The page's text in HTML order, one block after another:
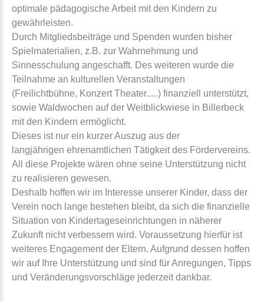
optimale pädagogische Arbeit mit den Kindern zu
gewährleisten.
Durch Mitgliedsbeiträge und Spenden wurden bisher
Spielmaterialien, z.B. zur Wahrnehmung und
Sinnesschulung angeschafft. Des weiteren wurde die
Teilnahme an kulturellen Veranstaltungen
(Freilichtbühne, Konzert Theater.....) finanziell unterstützt,
sowie Waldwochen auf der Weitblickwiese in Billerbeck
mit den Kindern ermöglicht.
Dieses ist nur ein kurzer Auszug aus der
langjährigen ehrenamtlichen Tätigkeit des Fördervereins.
All diese Projekte wären ohne seine Unterstützung nicht
zu realisieren gewesen.
Deshalb hoffen wir im Interesse unserer Kinder, dass der
Verein noch lange bestehen bleibt, da sich die finanzielle
Situation von Kindertageseinrichtungen in näherer
Zukunft nicht verbessern wird. Voraussetzung hierfür ist
weiteres Engagement der Eltern. Aufgrund dessen hoffen
wir auf Ihre Unterstützung und sind für Anregungen, Tipps
und Veränderungsvorschläge jederzeit dankbar.